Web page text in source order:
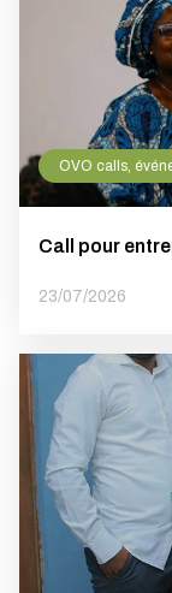
OVO calls,
Call pour
23/07/2026